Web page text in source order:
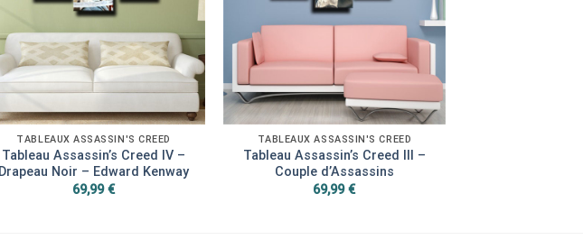
TABLEAUX ASSASSIN'S CREED
Tableau Assassin’s Creed IV –
Drapeau Noir – Edward Kenway
69,99€
TABLEAUX ASSASSIN'S CREED
Tableau Assassin’s Creed III –
Couple d’Assassins
69,99€